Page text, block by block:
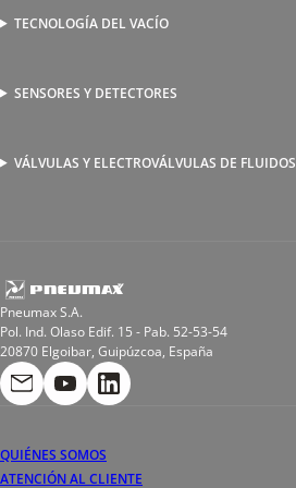
Válvulas complementarias
Racores rápidos
Reguladores de caudal
Racores para soldadura
TECNOLOGÍA DEL VACÍO
Ventosas
Válvulas y electroválvulas
SENSORES Y DETECTORES
Detectores magnéticos
VÁLVULAS Y ELECTROVÁLVULAS DE FLUIDOS
Electroválvulas de acción directa
Bobinas
Pneumax S.A.
Pol. Ind. Olaso Edif. 15 - Pab. 52-53-54
20870 Elgoibar, Guipúzcoa, España
QUIÉNES SOMOS
ATENCIÓN AL CLIENTE